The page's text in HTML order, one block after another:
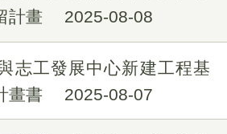
計畫
2025-08-08
志工發展中心新建工程基
畫書
2025-08-07